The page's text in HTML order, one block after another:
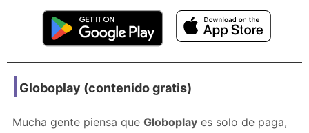
Globoplay (contenido gratis)
Mucha gente piensa que Globoplay es solo de paga,